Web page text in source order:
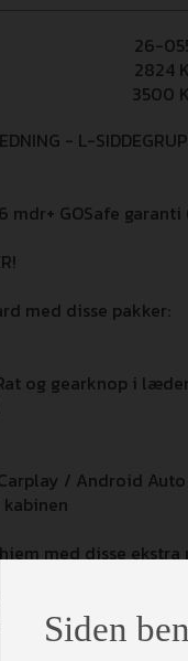
26-
2824
3500
- L-
GOSafe garanti
med disse pakker:
og gearknop i
/ Android
med disse ekstra
)
+ 180 Hestekræfter
Siden